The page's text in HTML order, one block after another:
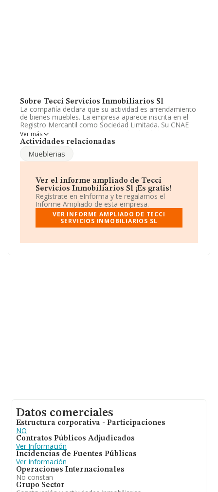
Sobre Tecci Servicios Inmobiliarios Sl
La compañía declara que su actividad es arrendamiento
de bienes muebles. La empresa aparece inscrita en el
Registro Mercantil como Sociedad Limitada. Su CNAE
corresponde a 6820 con código 'Alquiler de bienes
inmobiliarios por cuenta propia'. No realiza actividad de
Para más información es posible contactar a través del
comercial@tecci.com. Puedes consultar su página web
aquí:www.tecci.com.
La sociedad españolaTecci Servicios Inmobiliarios
, NIF B20957684, está situada en Poligono Industrial
Leizotz Pab D 1 3, (20140), en el municipio de Andoain,
en Guipúzcoa, País Vasco.
Con los datos a disposición de INFORMA sobre 132.743
Ver más
Actividades relacionadas
Mueblerias
Ver el informe ampliado de Tecci
Servicios Inmobiliarios Sl ¡Es gratis!
Regístrate en eInforma y te regalamos el
Informe Ampliado de esta empresa.
VER INFORME AMPLIADO DE TECCI
SERVICIOS INMOBILIARIOS SL
Datos comerciales
Estructura corporativa - Participaciones
NO
Contratos Públicos Adjudicados
Ver Información
Incidencias de Fuentes Públicas
Ver Información
Operaciones Internacionales
No constan
Grupo Sector